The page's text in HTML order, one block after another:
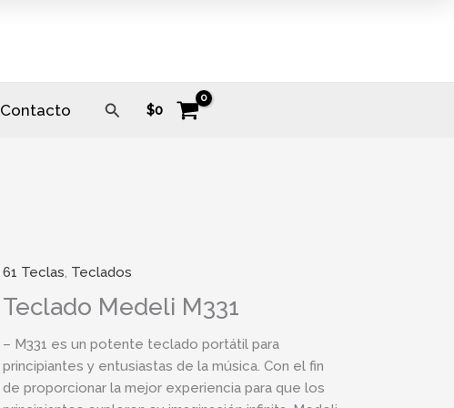
Contacto Buscar
$0
61 Teclas Teclados
Teclado Medeli M331
– M331 es un potente teclado portátil para
principiantes y entusiastas de la música. Con el fin
de proporcionar la mejor experiencia para que los